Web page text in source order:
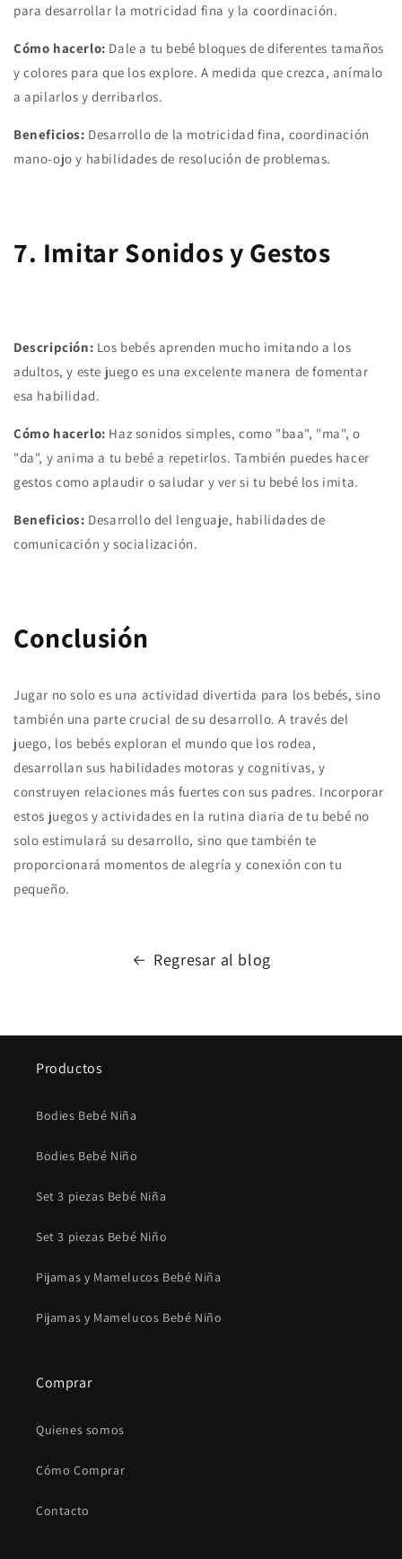
para desarrollar la motricidad fina y la coordinación.
Cómo hacerlo: Dale a tu bebé bloques de diferentes tamaños
y colores para que los explore. A medida que crezca, anímalo
a apilarlos y derribarlos.
Beneficios: Desarrollo de la motricidad fina, coordinación
mano-ojo y habilidades de resolución de problemas.
7. Imitar Sonidos y Gestos
Descripción: Los bebés aprenden mucho imitando a los
adultos, y este juego es una excelente manera de fomentar
esa habilidad.
Cómo hacerlo: Haz sonidos simples, como "baa", "ma", o
"da", y anima a tu bebé a repetirlos. También puedes hacer
gestos como aplaudir o saludar y ver si tu bebé los imita.
Beneficios: Desarrollo del lenguaje, habilidades de
comunicación y socialización.
Conclusión
Jugar no solo es una actividad divertida para los bebés, sino
también una parte crucial de su desarrollo. A través del
juego, los bebés exploran el mundo que los rodea,
desarrollan sus habilidades motoras y cognitivas, y
construyen relaciones más fuertes con sus padres. Incorporar
estos juegos y actividades en la rutina diaria de tu bebé no
solo estimulará su desarrollo, sino que también te
proporcionará momentos de alegría y conexión con tu
pequeño.
Regresar al blog
Productos
Bodies Bebé Niña
Bodies Bebé Niño
Set 3 piezas Bebé Niña
Set 3 piezas Bebé Niño
Pijamas y Mamelucos Bebé Niña
Pijamas y Mamelucos Bebé Niño
Comprar
Quienes somos
Cómo Comprar
Contacto